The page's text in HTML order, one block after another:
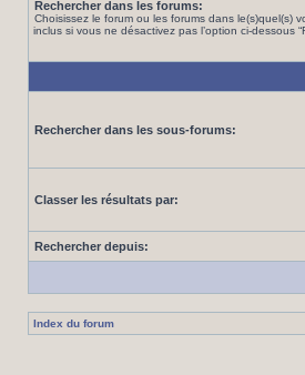
Rechercher dans les forums:
Choisissez le forum ou les forums dans le(s)quel(s)
inclus si vous ne désactivez pas l’option ci-dessous
Rechercher dans les sous-forums:
Classer les résultats par:
Rechercher depuis:
Index du forum